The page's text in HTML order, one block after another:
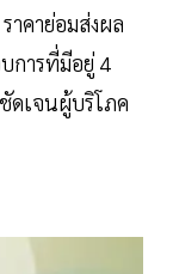
าคาย่อมส่งผล
การที่มีอยู่ 4
ดเจนผู้บริโภค